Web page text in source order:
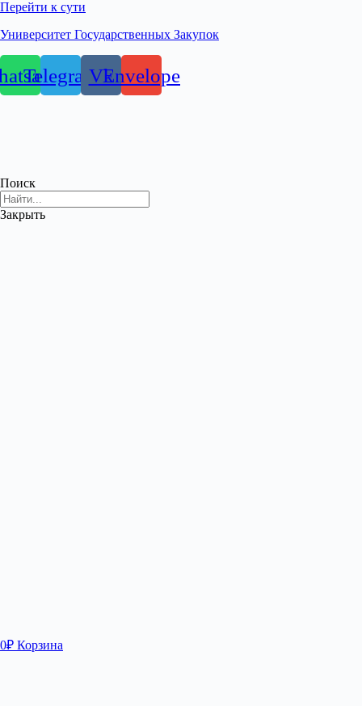
Перейти к сути
Университет Государственных Закупок
TelegramVkEnvelope
Поиск
Закрыть
0₽ Корзина